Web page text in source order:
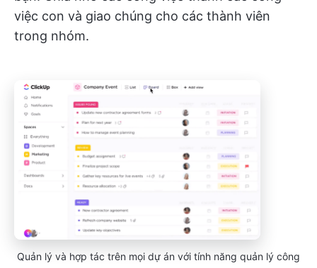
việc con và giao chúng cho các thành viên
trong nhóm.
Quản lý và hợp tác trên mọi dự án với tính năng quản lý công